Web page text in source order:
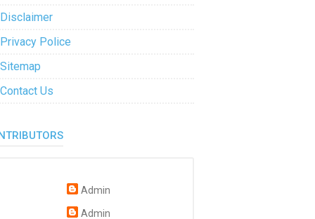
Disclaimer
Privacy Police
Sitemap
Contact Us
Admin
Admin